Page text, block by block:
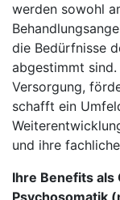
werden sowohl
die Bedürfnisse
abgestimmt
Versorgung,
schafft ein
und ihre
Ihre Benefits als
Psychosomatik